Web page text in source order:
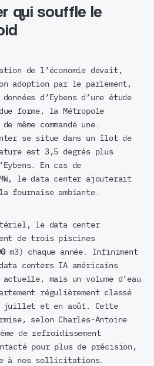
qui souffle le
de l’économie devait,
adoption par le parlement,
d’Eybens d’une étude
forme, la Métropole
commandé une.
se situe dans un îlot de
est 3,5 degrés plus
En cas de
le data center ajouterait
fournaise ambiante.
le data center
de trois piscines
m3) chaque année. Infiniment
centers IA américains
mais un volume d’eau
régulièrement classé
juillet et en août. Cette
selon Charles-Antoine
de refroidissement
pour plus de précision,
à nos sollicitations.